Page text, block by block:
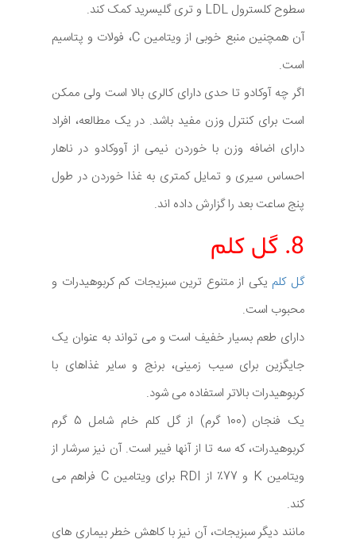
سطوح کلسترول LDL و تری گلیسرید کمک کند.
آن همچنین منبع خوبی از ویتامین C، فولات و پتاسیم
است.
اگر چه آوکادو تا حدی دارای کالری بالا است ولی ممکن
است برای کنترل وزن مفید باشد. در یک مطالعه، افراد
دارای اضافه وزن با خوردن نیمی از آووکادو در ناهار
احساس سیری و تمایل کمتری به غذا خوردن در طول
پنج ساعت بعد را گزارش داده اند.
8. گل کلم
گل کلم یکی از متنوع ترین سبزیجات کم کربوهیدرات و
محبوب است.
دارای طعم بسیار خفیف است و می تواند به عنوان یک
جایگزین برای سیب زمینی، برنج و سایر غذاهای با
کربوهیدرات بالاتر استفاده می شود.
یک فنجان (100 گرم) از گل کلم خام شامل 5 گرم
کربوهیدرات، که سه تا از آنها فیبر است. آن نیز سرشار از
ویتامین K و 77٪ از RDI برای ویتامین C فراهم می
کند.
مانند دیگر سبزیجات، آن نیز با کاهش خطر بیماری های